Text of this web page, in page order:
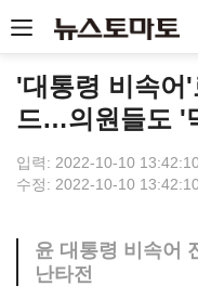
'대통령 비속어
드…의원들도 '
입력: 2022-10-10 13:42:10
수정: 2022-10-10 13:42:10
윤 대통령 비속어
난타전